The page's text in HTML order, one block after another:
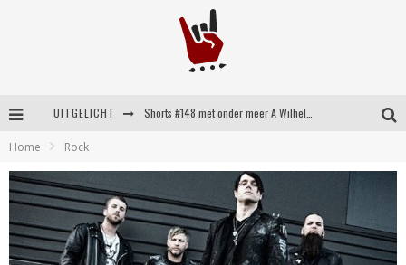
UITGELICHT
Shorts #149 met onder meer No Cure, Eva Under Fire, The Hu en Sleeping With Sirens
Home Rock